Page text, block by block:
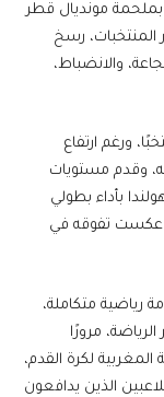
بملحمة مونديال قطر
المنتخبات، رسخ
والانضباط،
من كأس العالم بمشاركة 48 منتخبًا، ورغم ارتفاع
وقدم مستويات
بأداء بطولي
عكست تفوقه في
رياضية متكاملة،
مرورًا
لكرة القدم،
الذين يدافعون